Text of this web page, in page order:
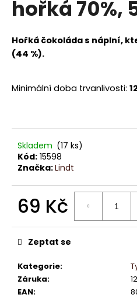
hořká 70%,
Hořká čokoláda s náplní,
(44 %).
Minimální doba trvanlivosti:
Skladem (17 ks)
Kód: 15598
Značka:Lindt
69 Kč
cena:
Kategorie:
Záruka:
EAN:
Zeptat se
a
í
t
D
o
p
o
č
u